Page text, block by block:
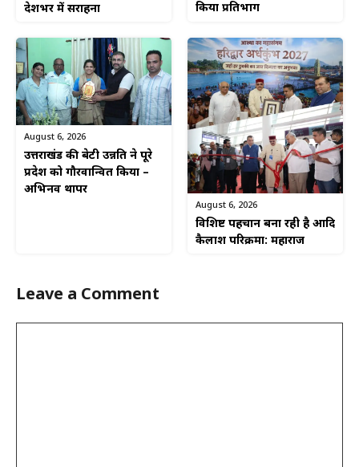
देशभर में सराहना
किया प्रतिभाग
August 6, 2026
उत्तराखंड की बेटी उन्नति ने पूरे
प्रदेश को गौरवान्वित किया –
अभिनव थापर
August 6, 2026
विशिष्ट पहचान बना रही है आदि
कैलाश परिक्रमा: महाराज
Leave a Comment